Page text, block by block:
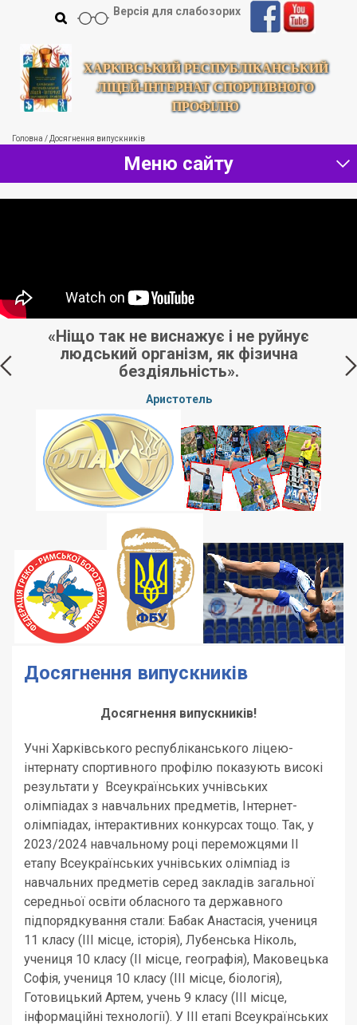
ХАРКІВСЬКИЙ РЕСПУБЛІКАНСЬКИЙ
ЛІЦЕЙ-ІНТЕРНАТ СПОРТИВНОГО
ПРОФІЛЮ
Версія для слабозорих
Головна / Досягнення випускників
Меню сайту
«Ніщо так не виснажує і не руйнує
людський організм, як фізична
бездіяльність».
Аристотель
Досягнення випускників
Досягнення випускників!
Учні Харківського республіканського ліцею-
інтернату спортивного профілю показують високі
результати у Всеукраїнських учнівських
олімпіадах з навчальних предметів, Інтернет-
олімпіадах, інтерактивних конкурсах тощо. Так, у
2023/2024 навчальному році переможцями ІІ
етапу Всеукраїнських учнівських олімпіад із
навчальних предметів серед закладів загальної
середньої освіти обласного та державного
підпорядкування стали: Бабак Анастасія, учениця
11 класу (ІІІ місце, історія), Лубенська Ніколь,
учениця 10 класу (ІІ місце, географія), Маковецька
Софія, учениця 10 класу (ІІІ місце, біологія),
Готовицький Артем, учень 9 класу (ІІІ місце,
інформаційні технології). У ІІІ етапі Всеукраїнських